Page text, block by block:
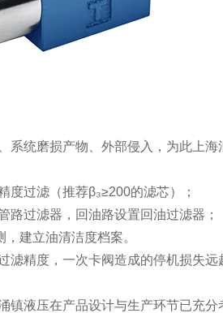
系统磨损产物、外部侵入，为此上海
度过滤（推荐β₃≥200的滤芯）；
路过滤器，回油路设置回油过滤器；
建立油清洁度档案。
滤精度，一次卡阀造成的停机损失远
镇液压在产品设计与生产环节已充分